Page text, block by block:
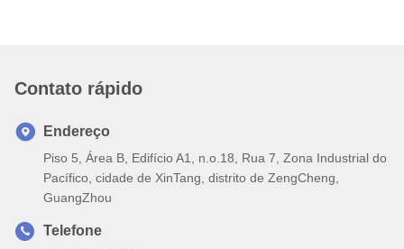
Contato rápido
Endereço
Piso 5, Área B, Edifício A1, n.o.18, Rua 7, Zona Industrial do
Pacífico, cidade de XinTang, distrito de ZengCheng,
GuangZhou
Telefone